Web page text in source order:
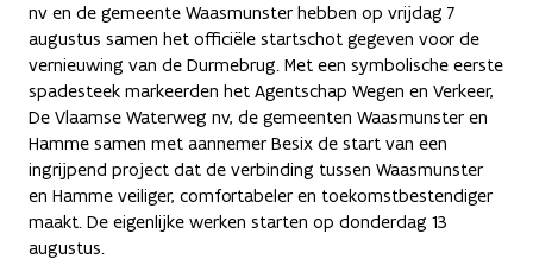
nv en de gemeente Waasmunster hebben op vrijdag 7
augustus samen het officiële startschot gegeven voor de
vernieuwing van de Durmebrug. Met een symbolische eerste
spadesteek markeerden het Agentschap Wegen en Verkeer,
De Vlaamse Waterweg nv, de gemeenten Waasmunster en
Hamme samen met aannemer Besix de start van een
ingrijpend project dat de verbinding tussen Waasmunster
en Hamme veiliger, comfortabeler en toekomstbestendiger
maakt. De eigenlijke werken starten op donderdag 13
augustus.